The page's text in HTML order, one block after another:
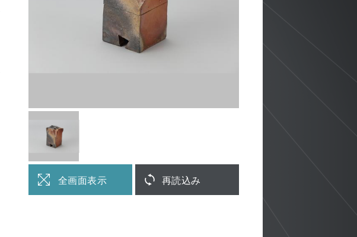
全画面表示 再読込み